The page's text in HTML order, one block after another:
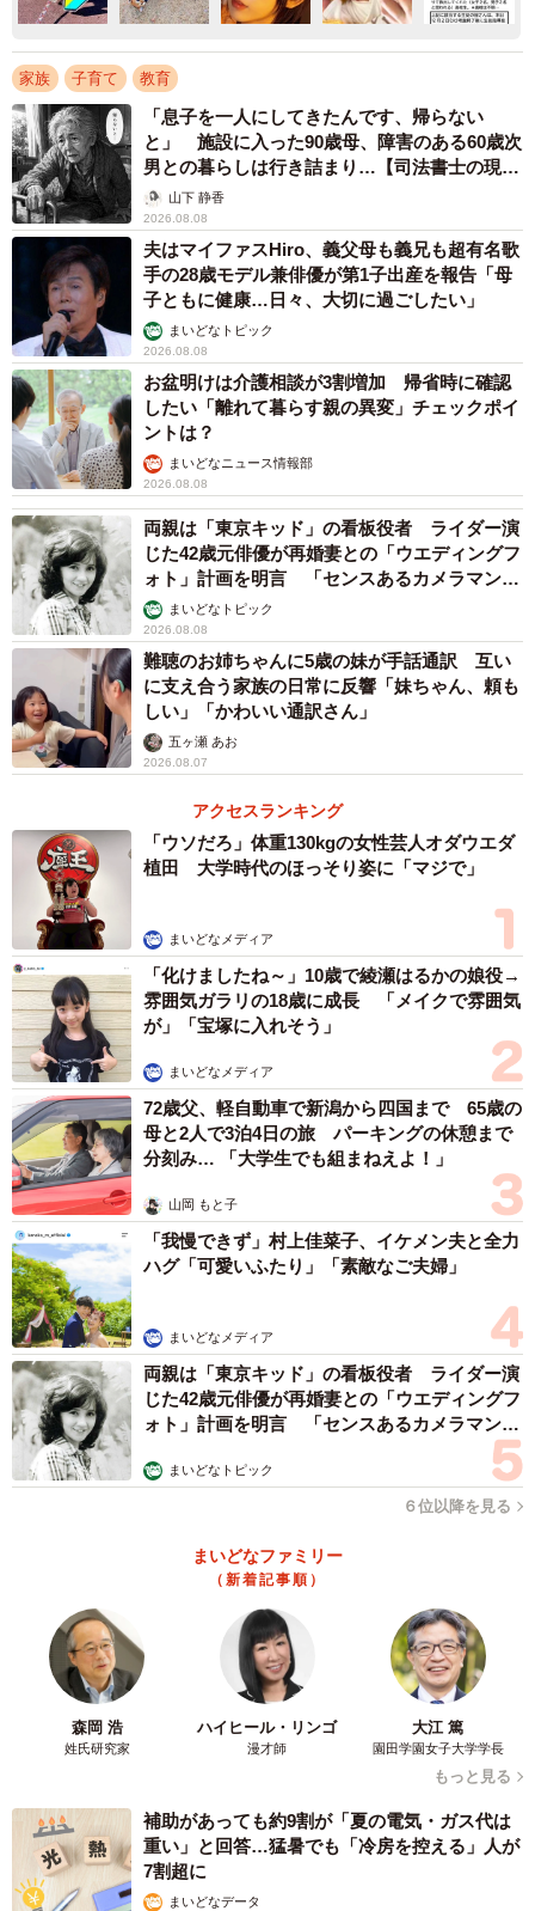
家族 子育て 教育
「息子を一人にしてきたんです、帰らない
と」 施設に入った90歳母、障害のある60歳次
男との暮らしは行き詰まり…【司法書士の現場
から】山下 静香
2026.08.08
夫はマイファスHiro、義父母も義兄も超有名歌
手の28歳モデル兼俳優が第1子出産を報告「母
子ともに健康…日々、大切に過ごしたい」
まいどなトピック
2026.08.08
お盆明けは介護相談が3割増加 帰省時に確認
したい「離れて暮らす親の異変」チェックポイ
ントは？
まいどなニュース情報部
2026.08.08
両親は「東京キッド」の看板役者 ライダー演
じた42歳元俳優が再婚妻との「ウエディングフ
ォト」計画を明言 「センスあるカメラマン求
む」まいどなトピック
2026.08.08
難聴のお姉ちゃんに5歳の妹が手話通訳 互い
に支え合う家族の日常に反響「妹ちゃん、頼も
しい」「かわいい通訳さん」
五ヶ瀬 あお
2026.08.07
アクセスランキング
「ウソだろ」体重130kgの女性芸人オダウエダ
植田 大学時代のほっそり姿に「マジで」
まいどなメディア
「化けましたね～」10歳で綾瀬はるかの娘役→
雰囲気ガラリの18歳に成長 「メイクで雰囲気
が」「宝塚に入れそう」
まいどなメディア
72歳父、軽自動車で新潟から四国まで 65歳の
母と2人で3泊4日の旅 パーキングの休憩まで
分刻み… 「大学生でも組まねえよ！」
山岡 もと子
「我慢できず」村上佳菜子、イケメン夫と全力
ハグ「可愛いふたり」「素敵なご夫婦」
まいどなメディア
両親は「東京キッド」の看板役者 ライダー演
じた42歳元俳優が再婚妻との「ウエディングフ
ォト」計画を明言 「センスあるカメラマン求
まいどなトピック
６位以降を見る
まいどなファミリー
（新着記事順）
森岡 浩
姓氏研究家
ハイヒール・リンゴ
漫才師
大江 篤
園田学園女子大学学長
もっと見る
補助があっても約9割が「夏の電気・ガス代は
重い」と回答…猛暑でも「冷房を控える」人が
7割超に
まいどなデータ